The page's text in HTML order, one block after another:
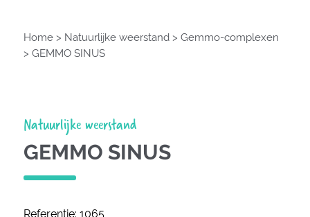
Home> Natuurlijke weerstand> Gemmo-complexen
> GEMMO SINUS
Natuurlijke weerstand
GEMMO SINUS
Referentie: 1065